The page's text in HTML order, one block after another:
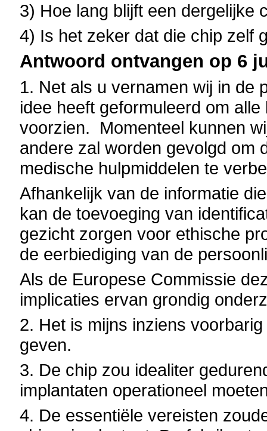
3) Hoe lang blijft een dergelijke
4) Is het zeker dat die chip zelf
Antwoord ontvangen op 6
1. Net als u vernamen wij in de
idee heeft geformuleerd om
voorzien.
Momenteel kunnen
andere zal worden gevolgd om
medische hulpmiddelen te
Afhankelijk van de informatie
kan de toevoeging van
gezicht zorgen voor ethische
de eerbiediging van de
Als de Europese Commissie
implicaties ervan grondig
2. Het is mijns inziens
geven.
3. De chip zou idealiter
implantaten operationeel
4. De essentiële vereisten